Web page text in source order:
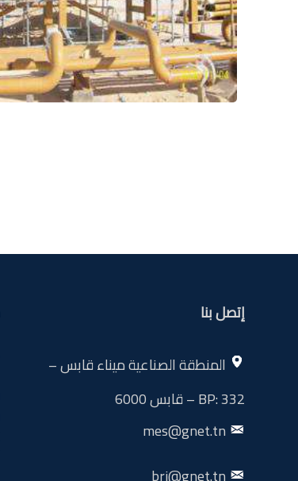
إتصل بنا
المنطقة الصناعية ميناء قابس –
BP: 332 – قابس 6000